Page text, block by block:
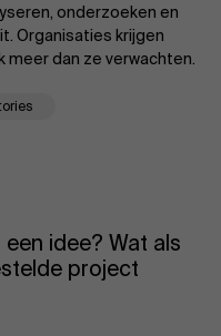
EN
onderzoeken en
Organisaties krijgen
meer dan ze verwachten.
idee? Wat als
project